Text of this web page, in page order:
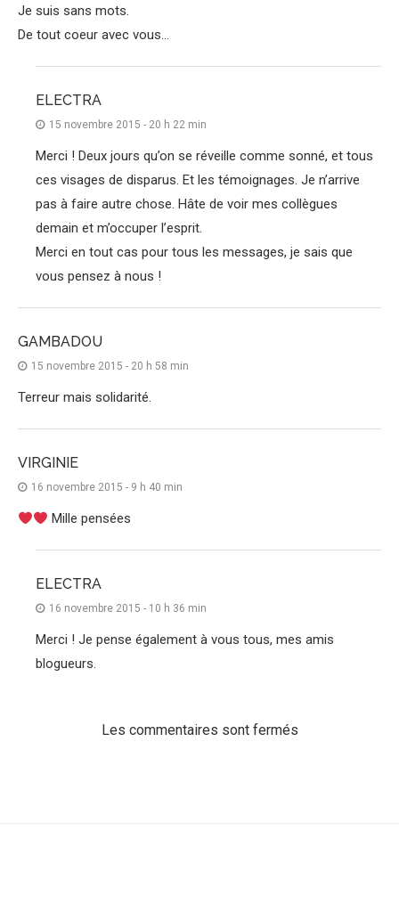
Je suis sans mots.
De tout coeur avec vous…
ELECTRA
15 novembre 2015 - 20 h 22 min
Merci ! Deux jours qu’on se réveille comme sonné, et tous
ces visages de disparus. Et les témoignages. Je n’arrive
pas à faire autre chose. Hâte de voir mes collègues
demain et m’occuper l’esprit.
Merci en tout cas pour tous les messages, je sais que
vous pensez à nous !
GAMBADOU
15 novembre 2015 - 20 h 58 min
Terreur mais solidarité.
VIRGINIE
16 novembre 2015 - 9 h 40 min
Mille pensées
ELECTRA
16 novembre 2015 - 10 h 36 min
Merci ! Je pense également à vous tous, mes amis
blogueurs.
Les commentaires sont fermés